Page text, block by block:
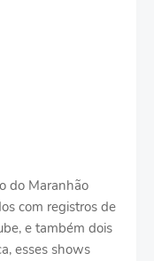
do Maranhão
com registros de
e também dois
esses shows